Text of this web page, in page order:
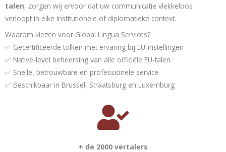
talen, zorgen wij ervoor dat uw communicatie vlekkeloos
verloopt in elke institutionele of diplomatieke context.
Waarom kiezen voor Global Lingua Services?
✅ Gecertificeerde tolken met ervaring bij EU-instellingen
✅ Native-level beheersing van alle officiële EU-talen
✅ Snelle, betrouwbare en professionele service
✅ Beschikbaar in Brussel, Straatsburg en Luxemburg
+ de 2000 vertalers